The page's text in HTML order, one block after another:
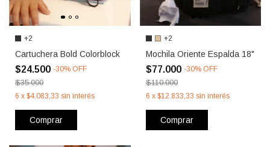
+2
Cartuchera Bold Colorblock
$24.500 -30% OFF
$35.000
6 x $4.083,33 sin interés
Comprar
+2
Mochila Oriente Espalda 18"
$77.000 -30% OFF
$110.000
6 x $12.833,33 sin interés
Comprar